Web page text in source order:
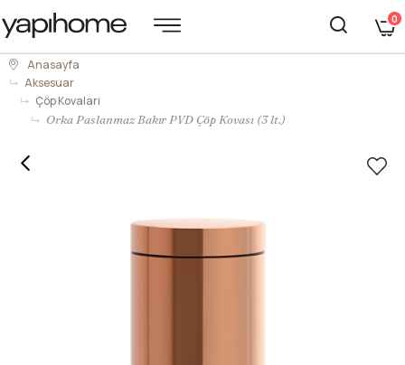
0
Anasayfa
Aksesuar
Çöp Kovaları
Orka Paslanmaz Bakır PVD Çöp Kovası (3 lt.)